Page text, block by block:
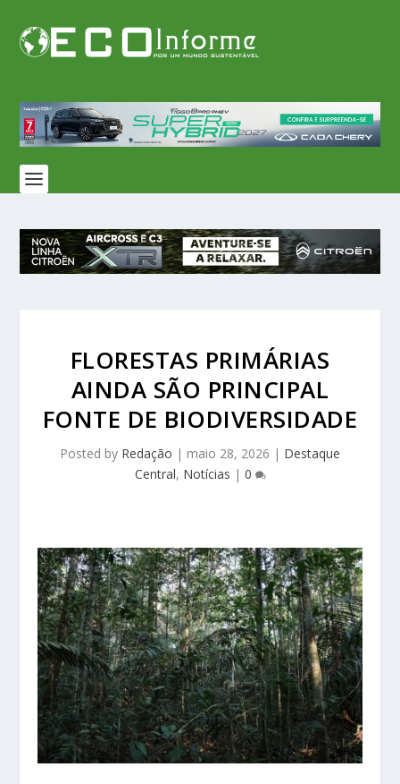
FLORESTAS PRIMÁRIAS
AINDA SÃO PRINCIPAL
FONTE DE BIODIVERSIDADE
Posted by Redação | maio 28, 2026 | Destaque
Central, Notícias | 0